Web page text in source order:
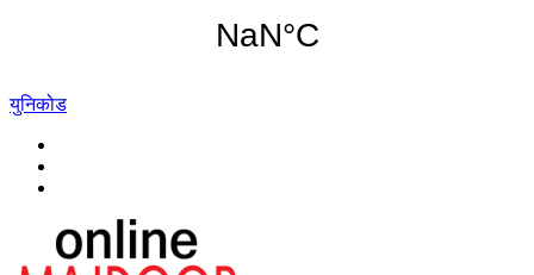
युनिकोड